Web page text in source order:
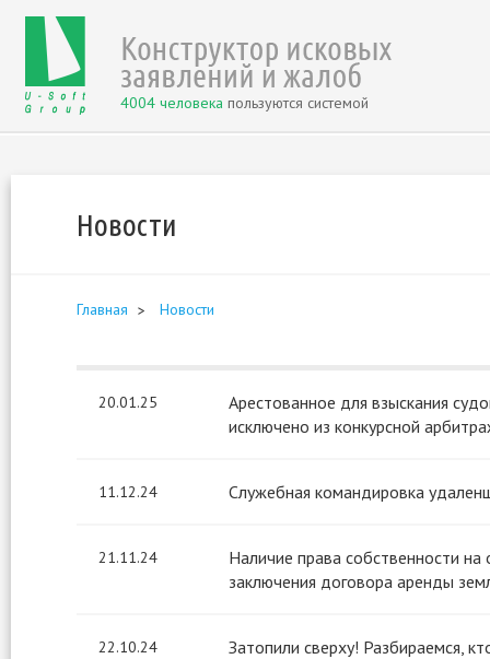
4004 человека пользуются системой
Новости
Главная Новости
20.01.25
Арестованное для взыскания
исключено из конкурсной
11.12.24 Служебная командировка
21.11.24
Наличие права собственности
заключения договора аренды
22.10.24 Затопили сверху! Разбираемся,